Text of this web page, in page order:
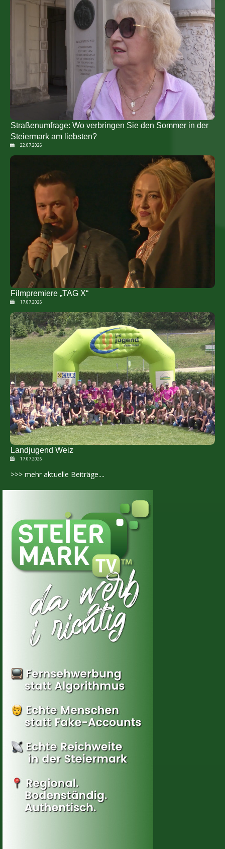
Straßenumfrage: Wo verbringen Sie den Sommer in der
Steiermark am liebsten?
22.07.2026
Filmpremiere „TAG X“
17.07.2026
Landjugend Weiz
17.07.2026
>>> mehr aktuelle Beiträge....